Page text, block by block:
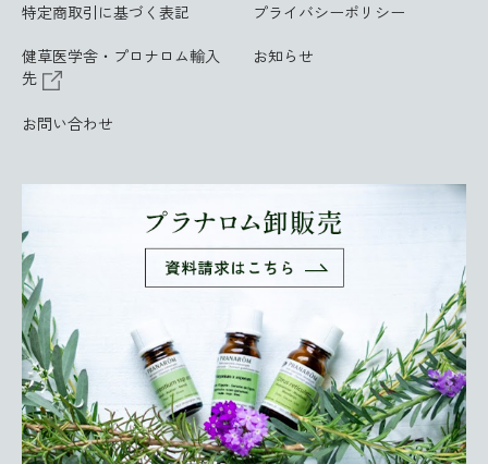
特定商取引に基づく表記
プライバシーポリシー
健草医学舎・プロナロム輸入
先
お知らせ
お問い合わせ